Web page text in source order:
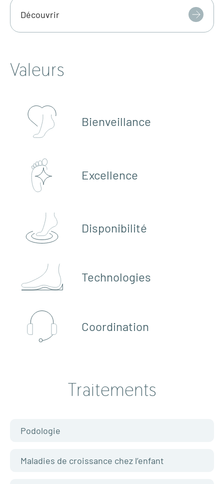
Découvrir
Valeurs
Bienveillance
Excellence
Disponibilité
Technologies
Coordination
Traitements
Podologie
Maladies de croissance chez l’enfant